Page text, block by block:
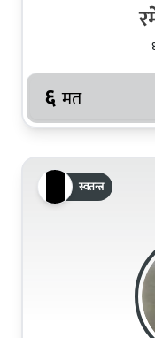
६ मत
स्वतन्त्र